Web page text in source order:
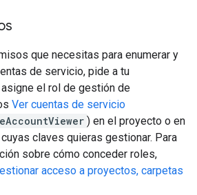
que necesitas para enumerar y
de servicio, pide a tu
el rol de gestión de
Ver cuentas de servicio
) en el proyecto o en
claves quieras gestionar. Para
sobre cómo conceder roles,
acceso a proyectos, carpetas